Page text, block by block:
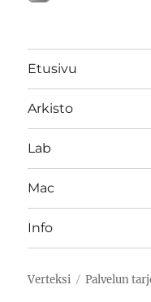
Etusivu
Arkisto
Lab
Mac
Info
Verteksi Palvelun